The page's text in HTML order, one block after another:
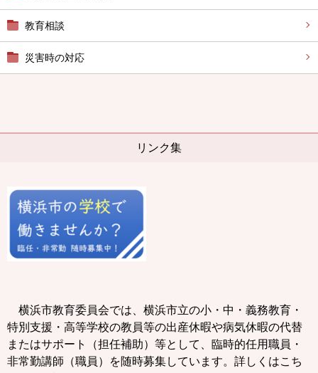
教育相談
災害時の対応
リンク集
横浜市教育委員会では、横浜市立の小・中・義務教育・
特別支援・高等学校の教員等の出産休暇や病気休暇の代替
またはサポート（担任補助）等として、臨時的任用職員・
非常勤講師（職員）を随時募集しています。詳しくはこち